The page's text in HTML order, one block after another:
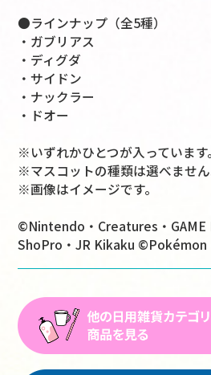
●ラインナップ（全5種）
・ガブリアス
・ディグダ
・サイドン
・ナックラー
・ドオー
※いずれかひとつが入っています。
※マスコットの種類は選べません
※画像はイメージです。
©Nintendo・Creatures・GAME
ShoPro・JR Kikaku ©Pokémon